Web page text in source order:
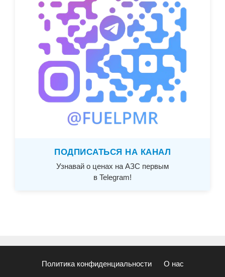
ПОДПИСАТЬСЯ НА КАНАЛ
Узнавай о ценах на АЗС первым
в Telegram!
Политика конфиденциальности О нас